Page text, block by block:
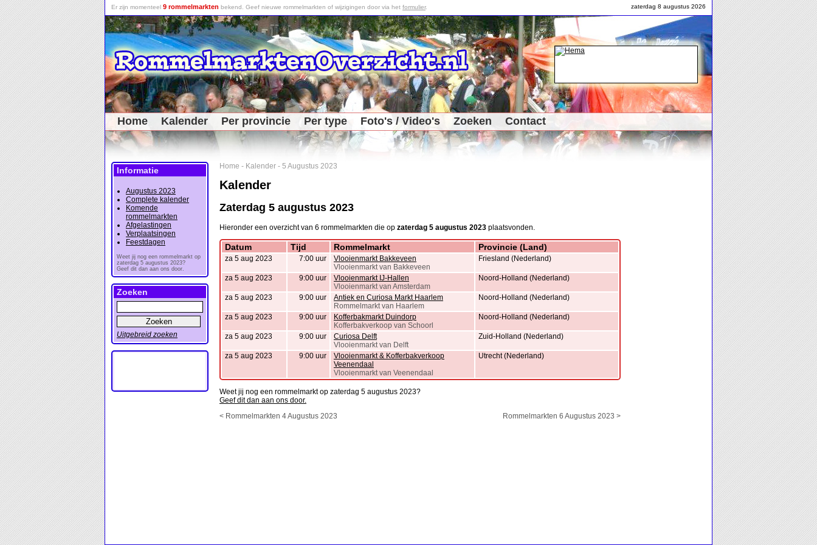
zaterdag 8 augustus 2026
Er zijn momenteel 9 rommelmarkten bekend. Geef nieuwe rommelmarkten of wijzigingen door via het formulier.
Home Kalender Per provincie Per type Foto's / Video's Zoeken Contact
Home - Kalender - 5 Augustus 2023
Kalender
Zaterdag 5 augustus 2023
Hieronder een overzicht van 6 rommelmarkten die op zaterdag 5 augustus 2023 plaatsvonden.
Datum Tijd Rommelmarkt Provincie (Land)
za 5 aug 2023 7:00 uur
Vlooienmarkt Bakkeveen
Vlooienmarkt van Bakkeveen
Friesland (Nederland)
za 5 aug 2023 9:00 uur
Vlooienmarkt IJ-Hallen
Vlooienmarkt van Amsterdam
Noord-Holland (Nederland)
za 5 aug 2023 9:00 uur
Antiek en Curiosa Markt Haarlem
Rommelmarkt van Haarlem
Noord-Holland (Nederland)
za 5 aug 2023 9:00 uur
Kofferbakmarkt Duindorp
Kofferbakverkoop van Schoorl
Noord-Holland (Nederland)
za 5 aug 2023 9:00 uur
Curiosa Delft
Vlooienmarkt van Delft
Zuid-Holland (Nederland)
za 5 aug 2023 9:00 uur
Vlooienmarkt & Kofferbakverkoop
Veenendaal
Vlooienmarkt van Veenendaal
Utrecht (Nederland)
Weet jij nog een rommelmarkt op zaterdag 5 augustus 2023?
Geef dit dan aan ons door.
< Rommelmarkten 4 Augustus 2023
Rommelmarkten 6 Augustus 2023 >
Informatie
Augustus 2023
Complete kalender
Komende
rommelmarkten
Afgelastingen
Verplaatsingen
Feestdagen
Weet jij nog een rommelmarkt op
zaterdag 5 augustus 2023?
Geef dit dan aan ons door.
Zoeken
Uitgebreid zoeken